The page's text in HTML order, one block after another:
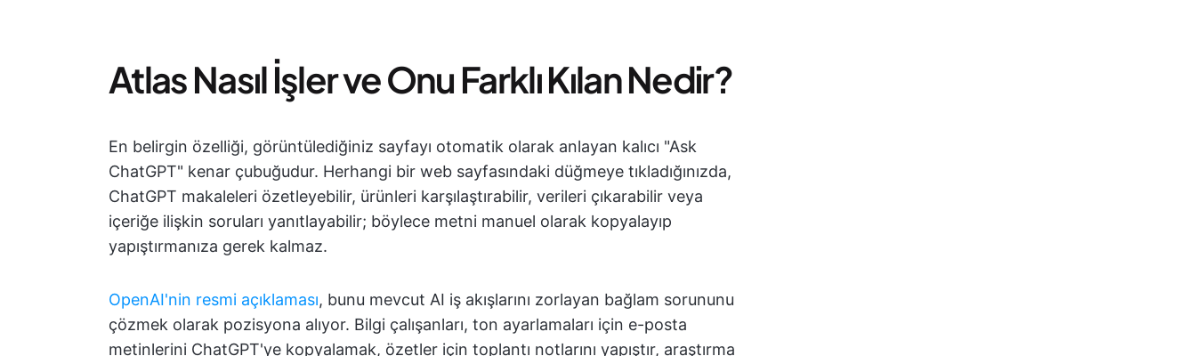
Atlas Nasıl İşler ve Onu Farklı Kılan Nedir?
En belirgin özelliği, görüntülediğiniz sayfayı otomatik olarak anlayan kalıcı "Ask
ChatGPT" kenar çubuğudur. Herhangi bir web sayfasındaki düğmeye tıkladığınızda,
ChatGPT makaleleri özetleyebilir, ürünleri karşılaştırabilir, verileri çıkarabilir veya
içeriğe ilişkin soruları yanıtlayabilir; böylece metni manuel olarak kopyalayıp
yapıştırmanıza gerek kalmaz.
OpenAI'nin resmi açıklaması, bunu mevcut AI iş akışlarını zorlayan bağlam sorununu
çözmek olarak pozisyona alıyor. Bilgi çalışanları, ton ayarlamaları için e-posta
metinlerini ChatGPT'ye kopyalamak, özetler için toplantı notlarını yapıştır, araştırma